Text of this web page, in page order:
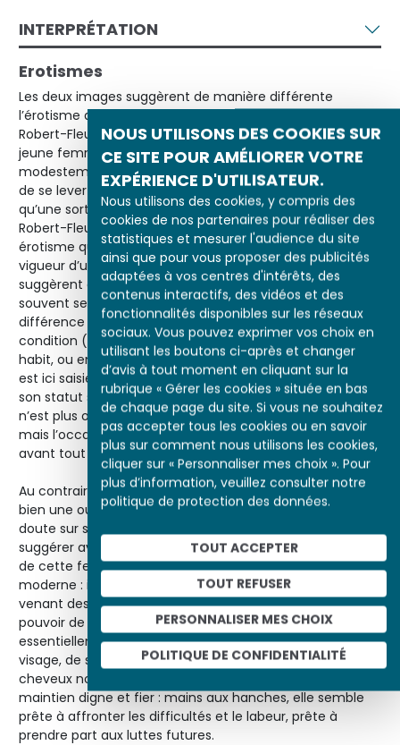
NOUS UTILISONS DES COOKIES SUR
CE SITE POUR AMÉLIORER VOTRE
EXPÉRIENCE D'UTILISATEUR.
Nous utilisons des cookies, y compris des
cookies de nos partenaires pour réaliser des
statistiques et mesurer l'audience du site
ainsi que pour vous proposer des publicités
adaptées à vos centres d'intérêts, des
contenus interactifs, des vidéos et des
fonctionnalités disponibles sur les réseaux
sociaux. Vous pouvez exprimer vos choix en
utilisant les boutons ci-après et changer
d’avis à tout moment en cliquant sur la
rubrique « Gérer les cookies » située en bas
de chaque page du site. Si vous ne souhaitez
pas accepter tous les cookies ou en savoir
plus sur comment nous utilisons les cookies,
cliquer sur « Personnaliser mes choix ». Pour
plus d’information, veuillez consulter notre
politique de protection des données.
TOUT ACCEPTER
TOUT REFUSER
PERSONNALISER MES CHOIX
POLITIQUE DE CONFIDENTIALITÉ
INTERPRÉTATION
Erotismes
Les deux images suggèrent de manière différente
l’érotisme associé à l’ouvrière. DansLe Lever de l’ouvrière,
Robert-Fleury en révèle peu sur la condition sociale de la
jeune femme. Certes, la chambre est petite, très
modestement meublée, et le réveil rappelle la contrainte
de se lever tôt pour aller travailler. Mais ce décor n’est
qu’une sorte de cadre à une étude de nu, traitée par
Robert-Fleury dans une veine naturaliste teintée d’un
érotisme qui reste osé pour l’époque. La jeunesse et la
vigueur d’un corps pas encore abîmé par le labeur
suggèrent que les ouvrières qui travaillent et vivent
souvent seules sont aussi parfois de belles femmes. À la
différence des représentations qui marquent leur
condition (où elles sont souvent montrées au travail, en
habit, ou encore avec d’autres travailleuses), l’ouvrière
est ici saisie dans l’intimité, et par là presque abstraite de
son statut social. Ainsi ramenée à son corps, l’ouvrière
n’est plus objet de débats, de combats ou de craintes,
mais l’occasion renouvelée d’une approche picturale,
avant tout esthétique et technique.
Au contraire,Ouvrière, les mains sur les hanchesprésente
bien une ouvrière « en tenue », ce qui ne laisse pas de
doute sur sa condition. Steinlen choisit lui aussi de
suggérer avant tout la beauté, la jeunesse et la vigueur
de cette femme. L’érotisme est ici plus discret et plus
moderne : il s’appuie sur un certain exotisme (la femme
venant des colonies) et sur l’usage des couleurs. Ainsi le
pouvoir de séduction qu’exerce cette Maghrébine naît-il
essentiellement de l’expression énigmatique de son
visage, de son regard envoûtant et de sa mèche de
cheveux noirs. Mais elle doit aussi sa beauté à son
maintien digne et fier : mains aux hanches, elle semble
prête à affronter les difficultés et le labeur, prête à
prendre part aux luttes futures.